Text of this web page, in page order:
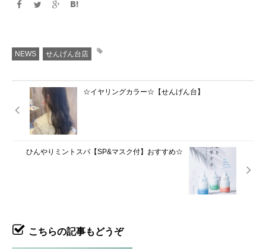
NEWS せんげん台店
☆イヤリングカラー☆【せんげん台】
ひんやりミントスパ【SP&マスク付】おすすめ☆
こちらの記事もどうぞ